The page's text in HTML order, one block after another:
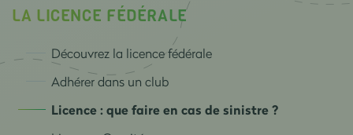
LA LICENCE FÉDÉRALE
Découvrez la licence fédérale
Adhérer dans un club
Licence : que faire en cas de sinistre ?